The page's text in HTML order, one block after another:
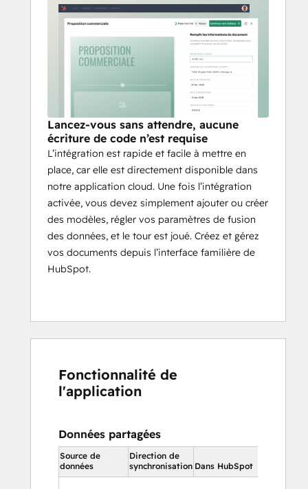
Lancez-vous sans attendre, aucune
écriture de code n’est requise
L’intégration est rapide et facile à mettre en
place, car elle est directement disponible dans
notre application cloud. Une fois l’intégration
activée, vous devez simplement ajouter ou créer
des modèles, régler vos paramètres de fusion
des données, et le tour est joué. Créez et gérez
vos documents depuis l’interface familière de
HubSpot.
Fonctionnalité de
l'application
Données partagées
Source de
données
Direction de
synchronisation Dans HubSpot